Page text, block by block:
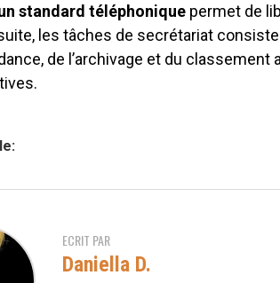
standard téléphonique permet de
les tâches de secrétariat
de l’archivage et du classement
ECRIT PAR
Daniella D.